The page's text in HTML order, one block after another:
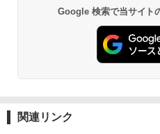
【公式】
| 業務用
麺 小腹 イ
ーリング
パニー
シャープ
L コンベ
SS26B-W
Google 検索で当サイト
関連リンク